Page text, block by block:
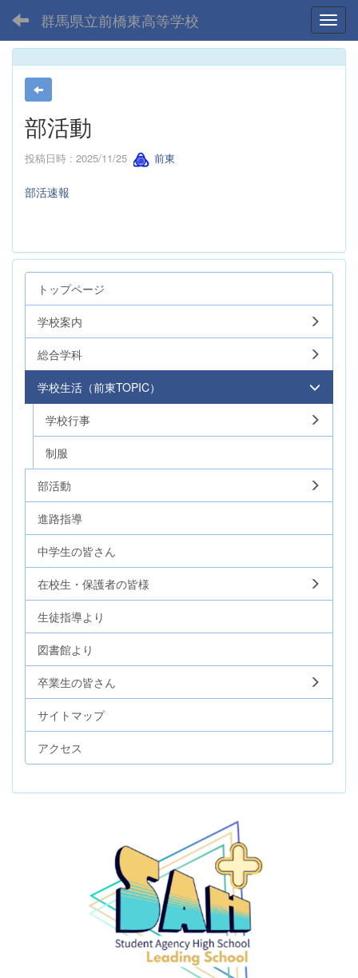
群馬県立前橋東高等学校
部活動
投稿日時 : 2025/11/25 前東
部活速報
トップページ
学校案内
総合学科
学校生活（前東TOPIC）
学校行事
制服
部活動
進路指導
中学生の皆さん
在校生・保護者の皆様
生徒指導より
図書館より
卒業生の皆さん
サイトマップ
アクセス